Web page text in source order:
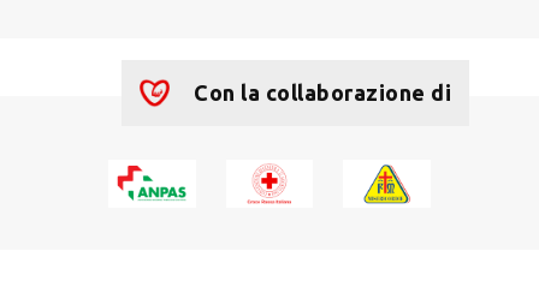
Con la collaborazione di